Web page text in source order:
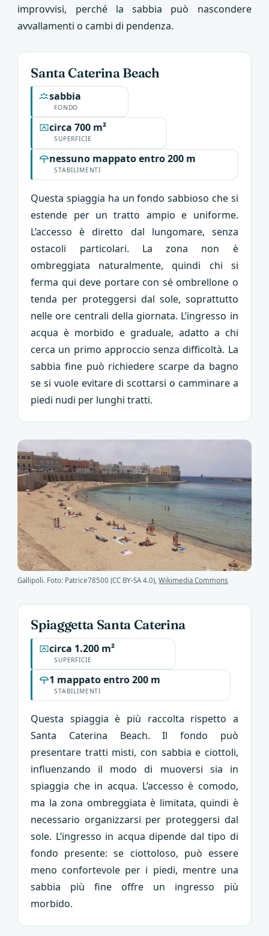
improvvisi, perché la sabbia può nascondere
avvallamenti o cambi di pendenza.
Santa Caterina Beach
FONDO
sabbia
SUPERFICIE
circa 700 m²
STABILIMENTI
nessuno mappato entro 200 m
Questa spiaggia ha un fondo sabbioso che si
estende per un tratto ampio e uniforme.
L’accesso è diretto dal lungomare, senza
ostacoli particolari. La zona non è
ombreggiata naturalmente, quindi chi si
ferma qui deve portare con sé ombrellone o
tenda per proteggersi dal sole, soprattutto
nelle ore centrali della giornata. L’ingresso in
acqua è morbido e graduale, adatto a chi
cerca un primo approccio senza difficoltà. La
sabbia fine può richiedere scarpe da bagno
se si vuole evitare di scottarsi o camminare a
piedi nudi per lunghi tratti.
Gallipoli. Foto: Patrice78500 (CC BY-SA 4.0),Wikimedia Commons
Spiaggetta Santa Caterina
SUPERFICIE
circa 1.200 m²
STABILIMENTI
1 mappato entro 200 m
Questa spiaggia è più raccolta rispetto a
Santa Caterina Beach. Il fondo può
presentare tratti misti, con sabbia e ciottoli,
influenzando il modo di muoversi sia in
spiaggia che in acqua. L’accesso è comodo,
ma la zona ombreggiata è limitata, quindi è
necessario organizzarsi per proteggersi dal
sole. L’ingresso in acqua dipende dal tipo di
fondo presente: se ciottoloso, può essere
meno confortevole per i piedi, mentre una
sabbia più fine offre un ingresso più
morbido.